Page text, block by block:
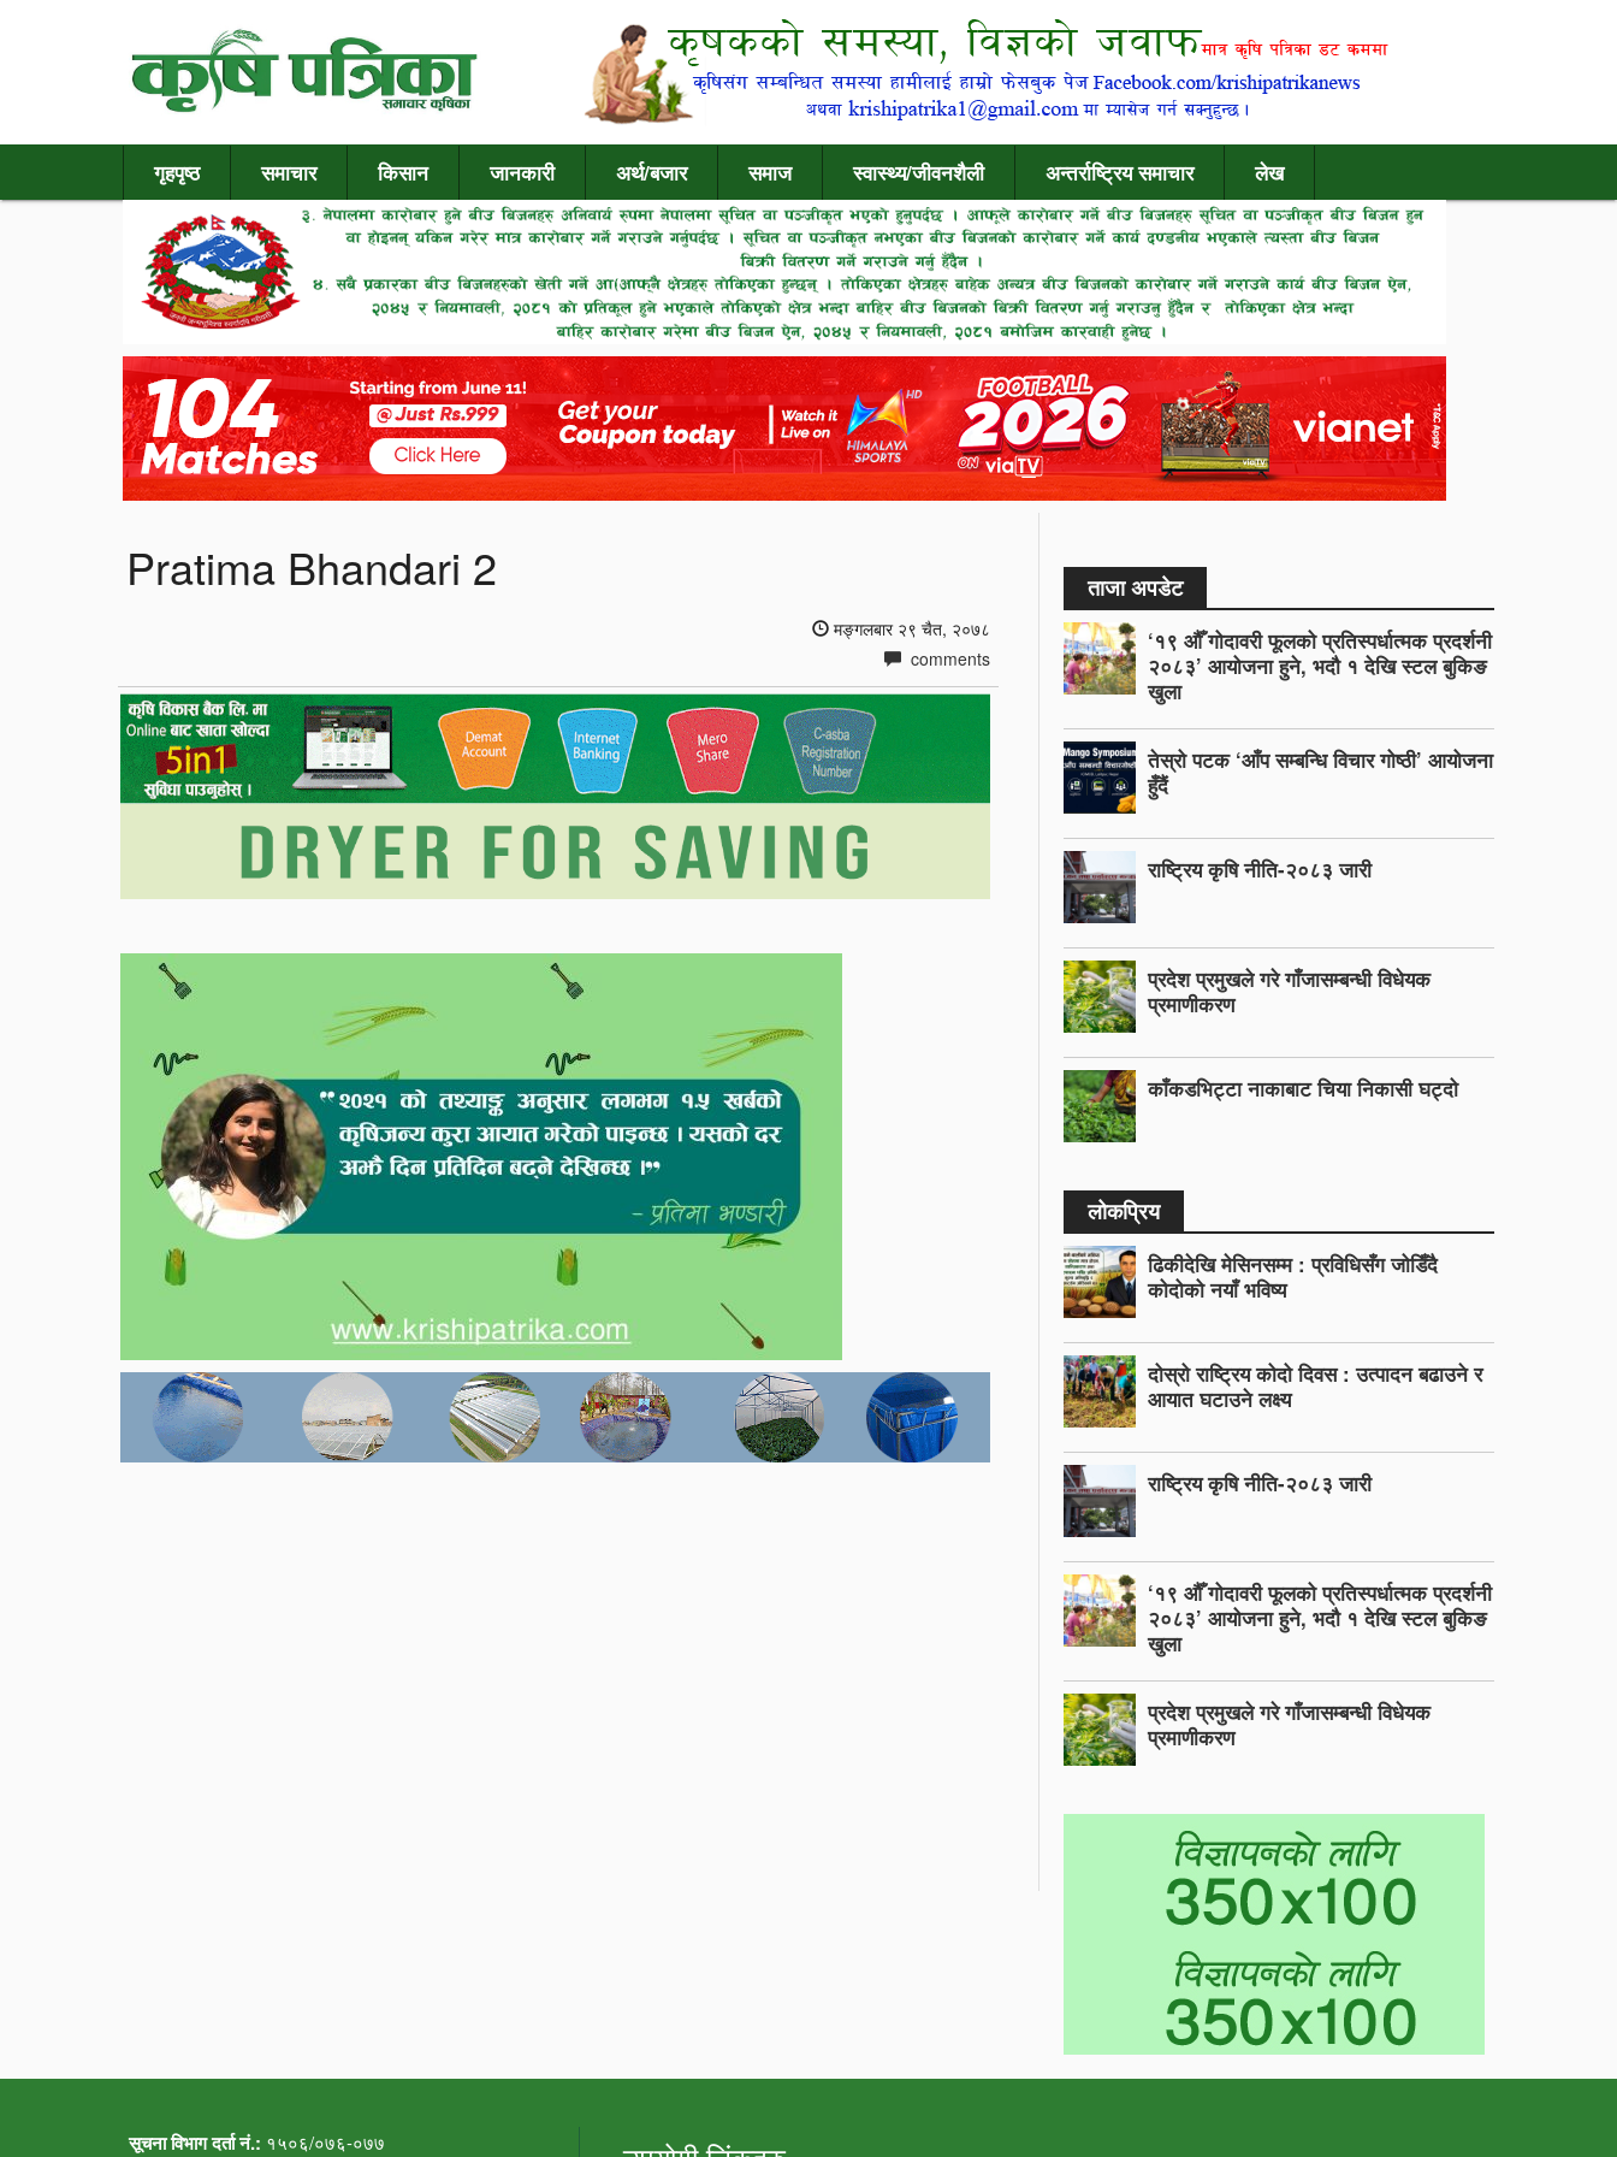
गृहपृष्ठ समाचार किसान जानकारी अर्थ/बजार समाज स्वास्थ्य/जीवनशैली अन्तर्राष्ट्रिय समाचार लेख
Pratima Bhandari 2
मङ्गलबार २९ चैत, २०७८
comments
ताजा अपडेट
‘१९ औँ गोदावरी फूलको प्रतिस्पर्धात्मक प्रदर्शनी
२०८३’ आयोजना हुने, भदौ १ देखि स्टल बुकिङ
खुला
तेस्रो पटक ‘आँप सम्बन्धि विचार गोष्ठी’ आयोजना
हुँदैं
राष्ट्रिय कृषि नीति-२०८३ जारी
प्रदेश प्रमुखले गरे गाँजासम्बन्धी विधेयक
प्रमाणीकरण
काँकडभिट्टा नाकाबाट चिया निकासी घट्दो
लोकप्रिय
ढिकीदेखि मेसिनसम्म : प्रविधिसँग जोडिँदै
कोदोको नयाँ भविष्य
दोस्रो राष्ट्रिय कोदो दिवस : उत्पादन बढाउने र
आयात घटाउने लक्ष्य
राष्ट्रिय कृषि नीति-२०८३ जारी
‘१९ औँ गोदावरी फूलको प्रतिस्पर्धात्मक प्रदर्शनी
२०८३’ आयोजना हुने, भदौ १ देखि स्टल बुकिङ
खुला
प्रदेश प्रमुखले गरे गाँजासम्बन्धी विधेयक
प्रमाणीकरण
सूचना विभाग दर्ता नं.: १५०६/०७६-०७७